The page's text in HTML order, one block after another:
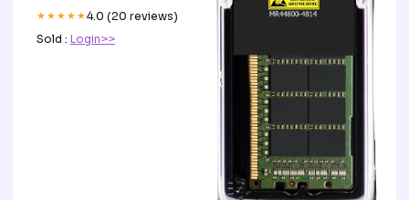
★★★★★4.0 (20 reviews)
Sold : Login>>